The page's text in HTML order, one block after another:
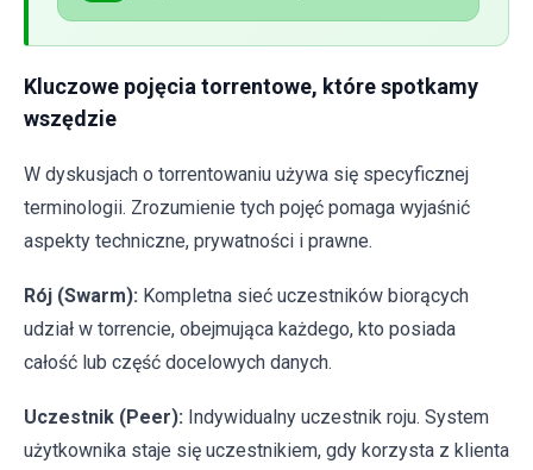
Kluczowe pojęcia torrentowe, które spotkamy
wszędzie
W dyskusjach o torrentowaniu używa się specyficznej
terminologii. Zrozumienie tych pojęć pomaga wyjaśnić
aspekty techniczne, prywatności i prawne.
Rój (Swarm): Kompletna sieć uczestników biorących
udział w torrencie, obejmująca każdego, kto posiada
całość lub część docelowych danych.
Uczestnik (Peer): Indywidualny uczestnik roju. System
użytkownika staje się uczestnikiem, gdy korzysta z klienta